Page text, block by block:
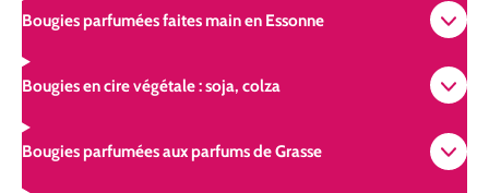
Bougies parfumées faites main en Essonne
Bougies en cire végétale : soja, colza
Bougies parfumées aux parfums de Grasse